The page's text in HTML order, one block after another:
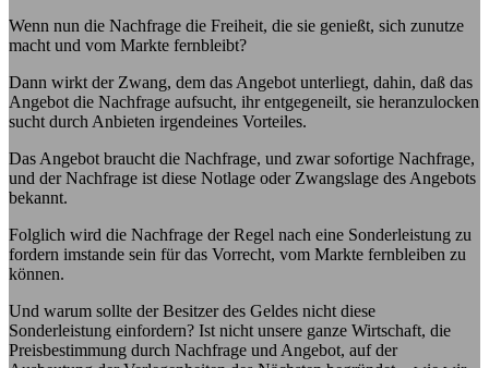
Wenn nun die Nachfrage die Freiheit, die sie genießt, sich zunutze
macht und vom Markte fernbleibt?
Dann wirkt der Zwang, dem das Angebot unterliegt, dahin, daß das
Angebot die Nachfrage aufsucht, ihr entgegeneilt, sie heranzulocken
sucht durch Anbieten irgendeines Vorteiles.
Das Angebot braucht die Nachfrage, und zwar sofortige Nachfrage,
und der Nachfrage ist diese Notlage oder Zwangslage des Angebots
bekannt.
Folglich wird die Nachfrage der Regel nach eine Sonderleistung zu
fordern imstande sein für das Vorrecht, vom Markte fernbleiben zu
können.
Und warum sollte der Besitzer des Geldes nicht diese
Sonderleistung einfordern? Ist nicht unsere ganze Wirtschaft, die
Preisbestimmung durch Nachfrage und Angebot, auf der